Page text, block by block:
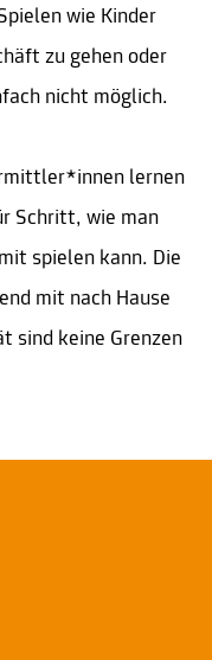
wie Kinder
zu gehen oder
nicht möglich.
lernen
Schritt, wie man
spielen kann. Die
mit nach Hause
sind keine Grenzen